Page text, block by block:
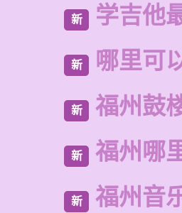
新 学吉他
新 哪里可
新 福州鼓
新 福州哪
新 福州音